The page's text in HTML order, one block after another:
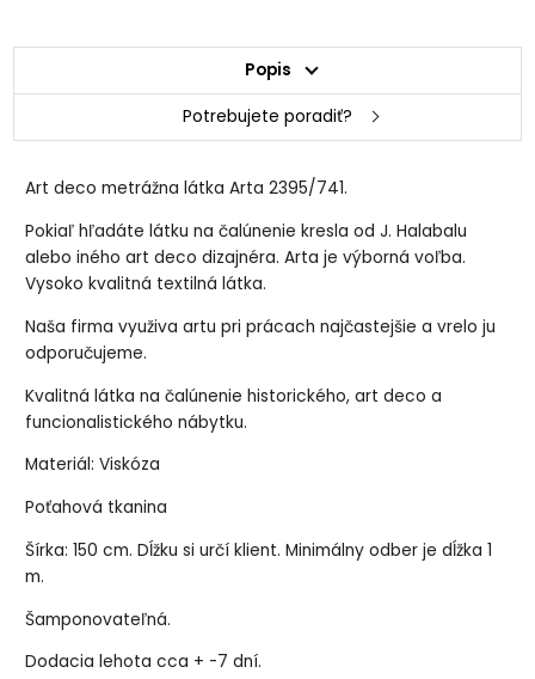
Popis
Potrebujete poradiť?
Art deco metrážna látka Arta 2395/741.
Pokiaľ hľadáte látku na čalúnenie kresla od J. Halabalu
alebo iného art deco dizajnéra. Arta je výborná voľba.
Vysoko kvalitná textilná látka.
Naša firma využiva artu pri prácach najčastejšie a vrelo ju
odporučujeme.
Kvalitná látka na čalúnenie historického, art deco a
funcionalistického nábytku.
Materiál: Viskóza
Poťahová tkanina
Šírka: 150 cm. Dĺžku si určí klient. Minimálny odber je dĺžka 1
m.
Šamponovateľná.
Dodacia lehota cca + -7 dní.